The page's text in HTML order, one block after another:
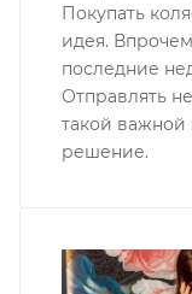
Покупать
идея.
последние
Отправлять
такой важной
решение.